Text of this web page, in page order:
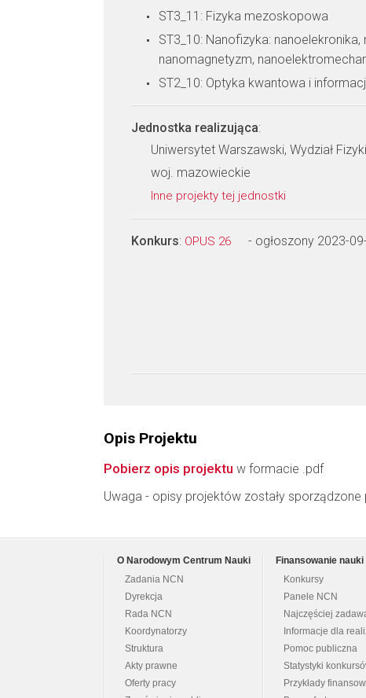
ST3_11: Fizyka mezoskopowa
ST3_10: Nanofizyka: nanoelekronika,
nanomagnetyzm,
ST2_10: Optyka kwantowa i
Jednostka realizująca:
Uniwersytet Warszawski, Wydział Fizyki
woj. mazowieckie
Inne projekty tej jednostki
Konkurs: OPUS 26 - ogłoszony 2023-
Opis Projektu
Pobierz opis projektu w formacie .pdf
Uwaga - opisy projektów zostały
O Narodowym Centrum Nauki
Zadania NCN
Dyrekcja
Rada NCN
Koordynatorzy
Struktura
Akty prawne
Oferty pracy
Finansowanie nauki
Konkursy
Panele NCN
Najczęściej
Informacje dla
Pomoc publiczna
Statystyki
Przykłady